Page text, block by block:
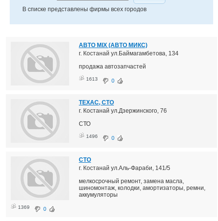
В списке представлены фирмы всех городов
АВТО MIX (АВТО МИКС)
г. Костанай ул.Баймагамбетова, 134
продажа автозапчастей
1613 0
ТЕХАС, СТО
г. Костанай ул.Дзержинского, 76
СТО
1496 0
СТО
г. Костанай ул.Аль-Фараби, 141/5
мелкосрочный ремонт, замена масла,
шиномонтаж, колодки, амортизаторы, ремни,
аккумуляторы
1369 0